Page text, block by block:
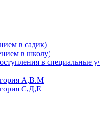
в садик)
в школу)
в специальные
А,В.М
С,Д,Е